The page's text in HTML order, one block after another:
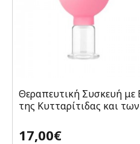
Θεραπευτική Συσκευή με
της Κυτταρίτιδας και
17,00€